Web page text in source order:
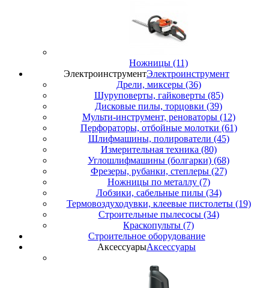
Ножницы (11)
ЭлектроинструментЭлектроинструмент
Дрели, миксеры (36)
Шуруповерты, гайковерты (85)
Дисковые пилы, торцовки (39)
Мульти-инструмент, реноваторы (12)
Перфораторы, отбойные молотки (61)
Шлифмашины, полирователи (45)
Измерительная техника (80)
Углошлифмашины (болгарки) (68)
Фрезеры, рубанки, степлеры (27)
Ножницы по металлу (7)
Лобзики, сабельные пилы (34)
Термовоздуходувки, клеевые пистолеты (19)
Строительные пылесосы (34)
Краскопульты (7)
Строительное оборудование
АксессуарыАксессуары